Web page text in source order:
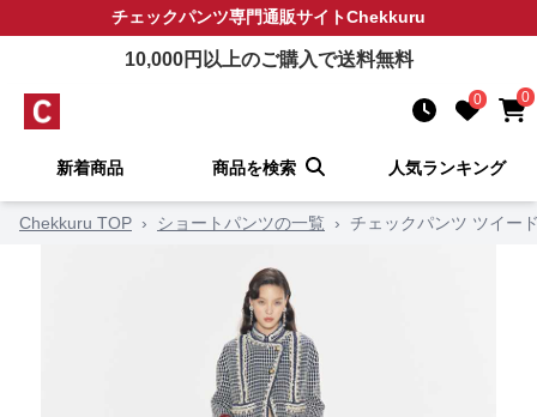
チェックパンツ専門通販サイトChekkuru
10,000円以上のご購入で送料無料
0 0
新着商品 商品を検索 人気ランキング
Chekkuru TOP › ショートパンツの一覧 › チェックパンツ ツイー